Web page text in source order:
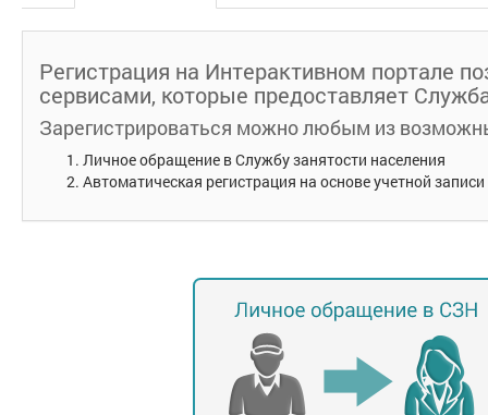
Регистрация на Интерактивном портале
сервисами, которые предоставляет
Зарегистрироваться можно любым из
Личное обращение в Службу занятости населения
Автоматическая регистрация на основе учетной